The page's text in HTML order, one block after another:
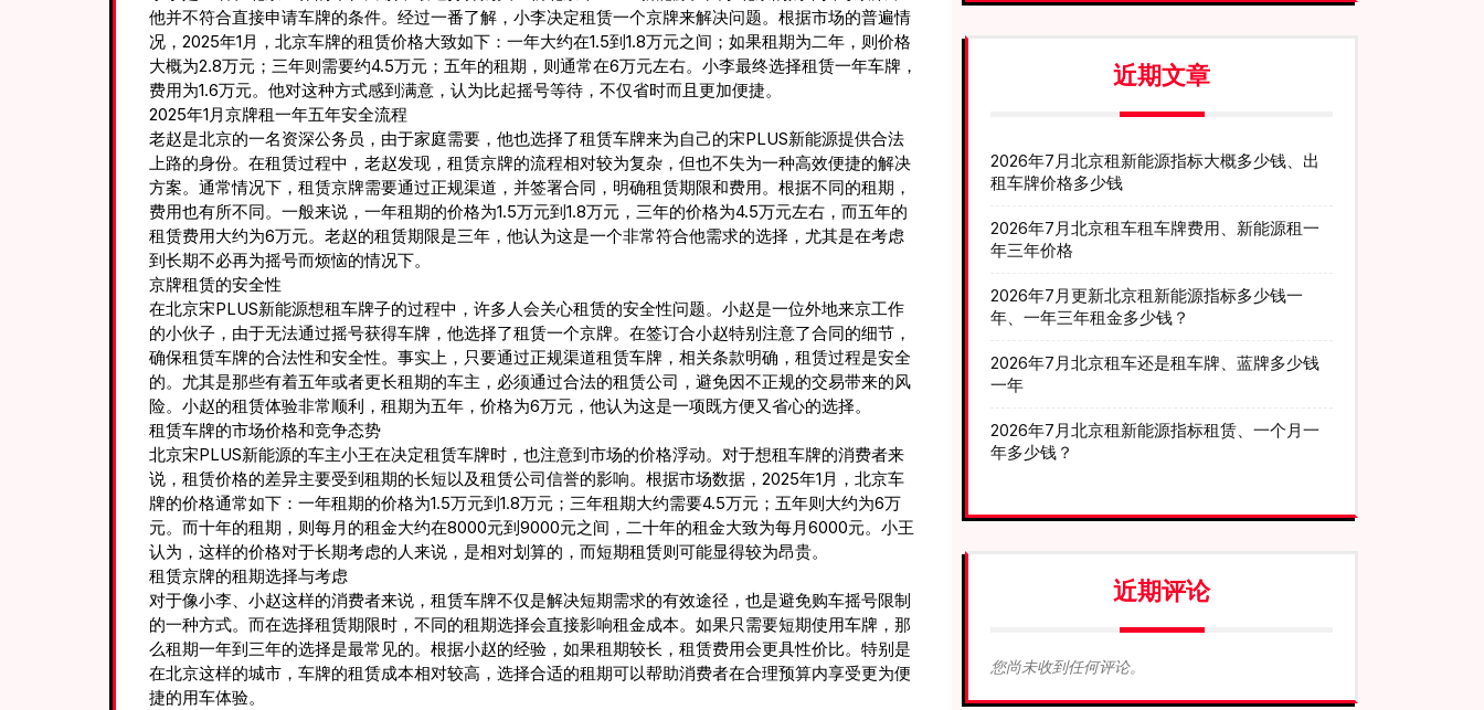
他并不符合直接申请车牌的条件。经过一番了解，小李决定租赁一个京牌来解决问题。根据市场的普遍情
况，2025年1月，北京车牌的租赁价格大致如下：一年大约在1.5到1.8万元之间；如果租期为二年，则价格
大概为2.8万元；三年则需要约4.5万元；五年的租期，则通常在6万元左右。小李最终选择租赁一年车牌，
费用为1.6万元。他对这种方式感到满意，认为比起摇号等待，不仅省时而且更加便捷。
2025年1月京牌租一年五年安全流程
老赵是北京的一名资深公务员，由于家庭需要，他也选择了租赁车牌来为自己的宋PLUS新能源提供合法
上路的身份。在租赁过程中，老赵发现，租赁京牌的流程相对较为复杂，但也不失为一种高效便捷的解决
方案。通常情况下，租赁京牌需要通过正规渠道，并签署合同，明确租赁期限和费用。根据不同的租期，
费用也有所不同。一般来说，一年租期的价格为1.5万元到1.8万元，三年的价格为4.5万元左右，而五年的
租赁费用大约为6万元。老赵的租赁期限是三年，他认为这是一个非常符合他需求的选择，尤其是在考虑
到长期不必再为摇号而烦恼的情况下。
京牌租赁的安全性
在北京宋PLUS新能源想租车牌子的过程中，许多人会关心租赁的安全性问题。小赵是一位外地来京工作
的小伙子，由于无法通过摇号获得车牌，他选择了租赁一个京牌。在签订合小赵特别注意了合同的细节，
确保租赁车牌的合法性和安全性。事实上，只要通过正规渠道租赁车牌，相关条款明确，租赁过程是安全
的。尤其是那些有着五年或者更长租期的车主，必须通过合法的租赁公司，避免因不正规的交易带来的风
险。小赵的租赁体验非常顺利，租期为五年，价格为6万元，他认为这是一项既方便又省心的选择。
租赁车牌的市场价格和竞争态势
北京宋PLUS新能源的车主小王在决定租赁车牌时，也注意到市场的价格浮动。对于想租车牌的消费者来
说，租赁价格的差异主要受到租期的长短以及租赁公司信誉的影响。根据市场数据，2025年1月，北京车
牌的价格通常如下：一年租期的价格为1.5万元到1.8万元；三年租期大约需要4.5万元；五年则大约为6万
元。而十年的租期，则每月的租金大约在8000元到9000元之间，二十年的租金大致为每月6000元。小王
认为，这样的价格对于长期考虑的人来说，是相对划算的，而短期租赁则可能显得较为昂贵。
租赁京牌的租期选择与考虑
对于像小李、小赵这样的消费者来说，租赁车牌不仅是解决短期需求的有效途径，也是避免购车摇号限制
的一种方式。而在选择租赁期限时，不同的租期选择会直接影响租金成本。如果只需要短期使用车牌，那
么租期一年到三年的选择是最常见的。根据小赵的经验，如果租期较长，租赁费用会更具性价比。特别是
在北京这样的城市，车牌的租赁成本相对较高，选择合适的租期可以帮助消费者在合理预算内享受更为便
捷的用车体验。
近期文章
2026年7月北京租新能源指标大概多少钱、出
租车牌价格多少钱
2026年7月北京租车租车牌费用、新能源租一
年三年价格
2026年7月更新北京租新能源指标多少钱一
年、一年三年租金多少钱？
2026年7月北京租车还是租车牌、蓝牌多少钱
一年
2026年7月北京租新能源指标租赁、一个月一
年多少钱？
近期评论
您尚未收到任何评论。